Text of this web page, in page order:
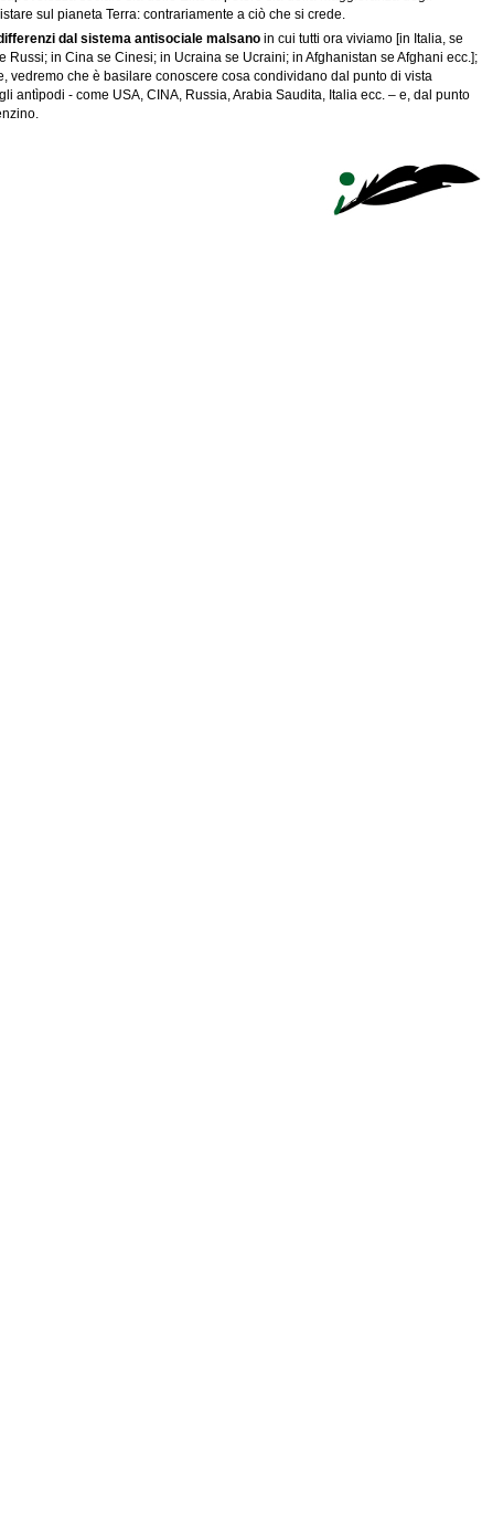
sul pianeta Terra: contrariamente a ciò che si crede.
dal sistema antisociale malsano in cui tutti ora viviamo [in Italia, se
Russi; in Cina se Cinesi; in Ucraina se Ucraini; in Afghanistan se Afghani ecc.];
vedremo che è basilare conoscere cosa condividano dal punto di vista
antìpodi - come USA, CINA, Russia, Arabia Saudita, Italia ecc. – e, dal punto